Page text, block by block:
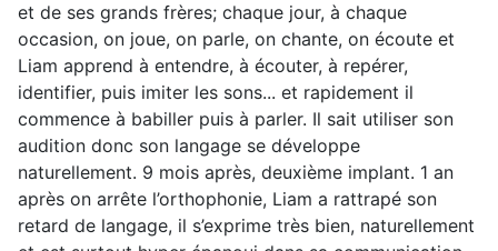
et de ses grands frères; chaque jour, à chaque
occasion, on joue, on parle, on chante, on écoute et
Liam apprend à entendre, à écouter, à repérer,
identifier, puis imiter les sons... et rapidement il
commence à babiller puis à parler. Il sait utiliser son
audition donc son langage se développe
naturellement. 9 mois après, deuxième implant. 1 an
après on arrête l’orthophonie, Liam a rattrapé son
retard de langage, il s’exprime très bien, naturellement